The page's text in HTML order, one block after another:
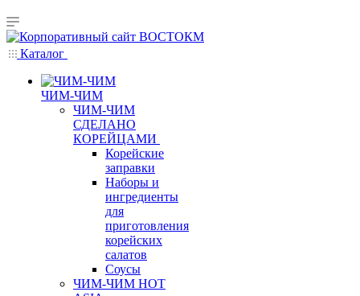
Каталог
ЧИМ-ЧИМ
ЧИМ-ЧИМ
СДЕЛАНО
КОРЕЙЦАМИ
Корейские
заправки
Наборы и
ингредиенты
для
приготовления
корейских
салатов
Соусы
ЧИМ-ЧИМ HOT